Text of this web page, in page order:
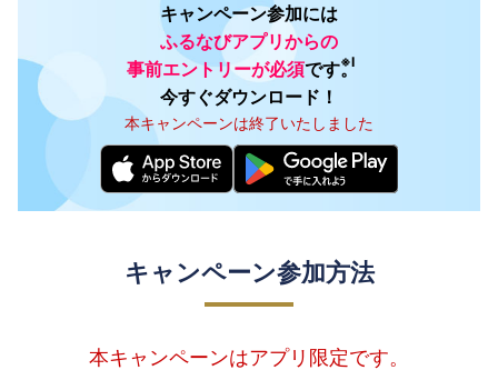
キャンペーン参加には
ふるなびアプリからの
事前エントリーが必須です。
※Ⅰ
今すぐダウンロード！
本キャンペーンは終了いたしました
キャンペーン参加方法
本キャンペーンはアプリ限定です。